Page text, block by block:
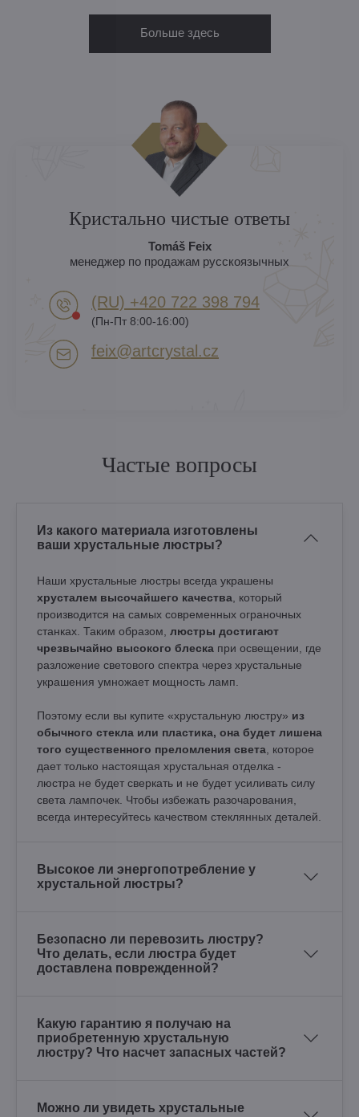
Больше здесь
Кристально чистые ответы
Tomáš Feix
менеджер по продажам русскоязычных
(RU) +420 722 398 794​
(Пн-Пт 8:00-16:00)
feix​@artcrystal​.cz
Частые вопросы
Из какого материала изготовлены
ваши хрустальные люстры?
Наши хрустальные люстры всегда украшены
хрусталем высочайшего качества , который
производится на самых современных ограночных
станках. Таким образом, люстры достигают
чрезвычайно высокого блеска при освещении, где
разложение светового спектра через хрустальные
украшения умножает мощность ламп.
Поэтому если вы купите «хрустальную люстру» из
обычного стекла или пластика, она будет лишена
того существенного преломления света , которое
дает только настоящая хрустальная отделка -
люстра не будет сверкать и не будет усиливать силу
света лампочек. Чтобы избежать разочарования,
всегда интересуйтесь качеством стеклянных деталей.
Высокое ли энергопотребление у
хрустальной люстры?
Безопасно ли перевозить люстру?
Что делать, если люстра будет
доставлена поврежденной?
Какую гарантию я получаю на
приобретенную хрустальную
люстру? Что насчет запасных частей?
Можно ли увидеть хрустальные